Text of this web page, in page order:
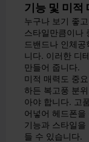
기능 및 미적
누구나 보기 좋
스타일만큼이나
드밴드나 인체
니다. 이러한 디
만들어 줍니다.
미적 매력도 중
하든 복고풍 분
아야 합니다. 고
어넣어 헤드폰
기능과 스타일
들 수 있습니다.